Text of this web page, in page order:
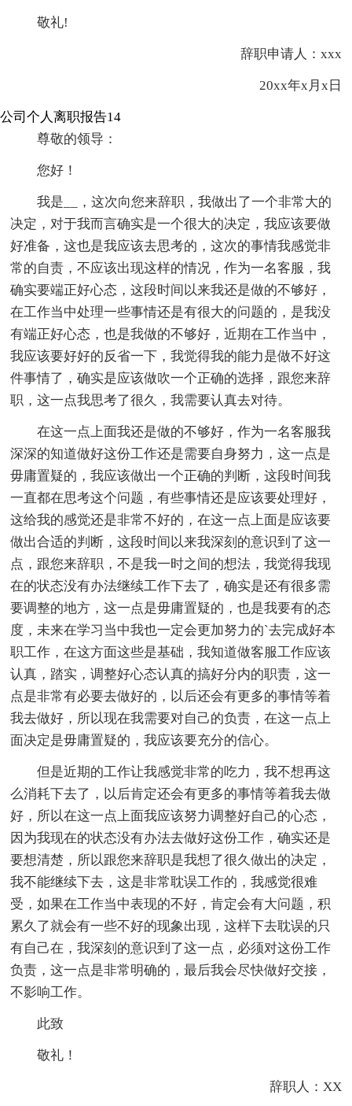
敬礼!
辞职申请人：xxx
20xx年x月x日
公司个人离职报告14
尊敬的领导：
您好！
我是__，这次向您来辞职，我做出了一个非常大的
决定，对于我而言确实是一个很大的决定，我应该要做
好准备，这也是我应该去思考的，这次的事情我感觉非
常的自责，不应该出现这样的情况，作为一名客服，我
确实要端正好心态，这段时间以来我还是做的不够好，
在工作当中处理一些事情还是有很大的问题的，是我没
有端正好心态，也是我做的不够好，近期在工作当中，
我应该要好好的反省一下，我觉得我的能力是做不好这
件事情了，确实是应该做吹一个正确的选择，跟您来辞
职，这一点我思考了很久，我需要认真去对待。
在这一点上面我还是做的不够好，作为一名客服我
深深的知道做好这份工作还是需要自身努力，这一点是
毋庸置疑的，我应该做出一个正确的判断，这段时间我
一直都在思考这个问题，有些事情还是应该要处理好，
这给我的感觉还是非常不好的，在这一点上面是应该要
做出合适的判断，这段时间以来我深刻的意识到了这一
点，跟您来辞职，不是我一时之间的想法，我觉得我现
在的状态没有办法继续工作下去了，确实是还有很多需
要调整的地方，这一点是毋庸置疑的，也是我要有的态
度，未来在学习当中我也一定会更加努力的`去完成好本
职工作，在这方面这些是基础，我知道做客服工作应该
认真，踏实，调整好心态认真的搞好分内的职责，这一
点是非常有必要去做好的，以后还会有更多的事情等着
我去做好，所以现在我需要对自己的负责，在这一点上
面决定是毋庸置疑的，我应该要充分的信心。
但是近期的工作让我感觉非常的吃力，我不想再这
么消耗下去了，以后肯定还会有更多的事情等着我去做
好，所以在这一点上面我应该努力调整好自己的心态，
因为我现在的状态没有办法去做好这份工作，确实还是
要想清楚，所以跟您来辞职是我想了很久做出的决定，
我不能继续下去，这是非常耽误工作的，我感觉很难
受，如果在工作当中表现的不好，肯定会有大问题，积
累久了就会有一些不好的现象出现，这样下去耽误的只
有自己在，我深刻的意识到了这一点，必须对这份工作
负责，这一点是非常明确的，最后我会尽快做好交接，
不影响工作。
此致
敬礼！
辞职人：XX